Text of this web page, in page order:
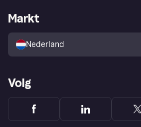
Winkeloverzicht
Kopersbescherming voor
consumenten
Zakelijke login
Markt
Nederland
Volg